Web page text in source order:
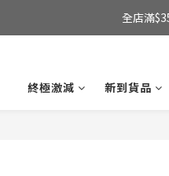
全店滿
全店滿
全店滿
終極激減
新到貨品